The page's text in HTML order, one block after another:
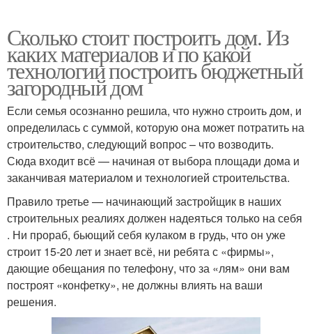
Сколько стоит построить дом. Из
каких материалов и по какой
технологии построить бюджетный
загородный дом
Если семья осознанно решила, что нужно строить дом, и
определилась с суммой, которую она может потратить на
строительство, следующий вопрос – что возводить.
Сюда входит всё — начиная от выбора площади дома и
заканчивая материалом и технологией строительства.
Правило третье — начинающий застройщик в наших
строительных реалиях должен надеяться только на себя
. Ни прораб, бьющий себя кулаком в грудь, что он уже
строит 15-20 лет и знает всё, ни ребята с «фирмы»,
дающие обещания по телефону, что за «лям» они вам
построят «конфетку», не должны влиять на ваши
решения.